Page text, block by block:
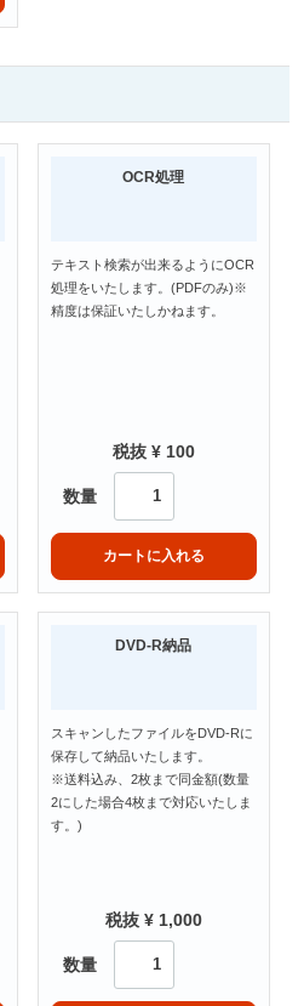
OCR処理
テキスト検索が出来るようにOCR
処理をいたします。(PDFのみ)※
精度は保証いたしかねます。
税抜 ¥ 100
数量
カートに入れる
DVD-R納品
スキャンしたファイルをDVD-Rに
保存して納品いたします。
※送料込み、2枚まで同金額(数量
2にした場合4枚まで対応いたしま
す。)
税抜 ¥ 1,000
数量